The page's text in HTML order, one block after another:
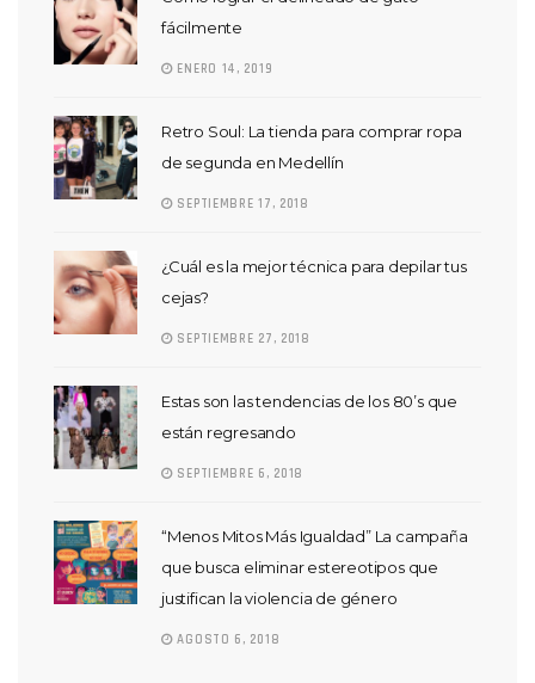
fácilmente
ENERO 14, 2019
Retro Soul: La tienda para comprar ropa
de segunda en Medellín
SEPTIEMBRE 17, 2018
¿Cuál es la mejor técnica para depilar tus
cejas?
SEPTIEMBRE 27, 2018
Estas son las tendencias de los 80’s que
están regresando
SEPTIEMBRE 6, 2018
“Menos Mitos Más Igualdad” La campaña
que busca eliminar estereotipos que
justifican la violencia de género
AGOSTO 6, 2018